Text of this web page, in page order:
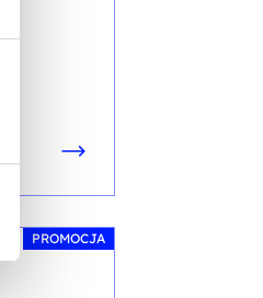
PROMOCJA